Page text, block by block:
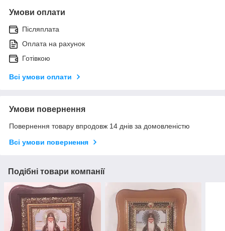
Умови оплати
Післяплата
Оплата на рахунок
Готівкою
Всі умови оплати
Умови повернення
Повернення товару впродовж 14 днів за домовленістю
Всі умови повернення
Подібні товари компанії